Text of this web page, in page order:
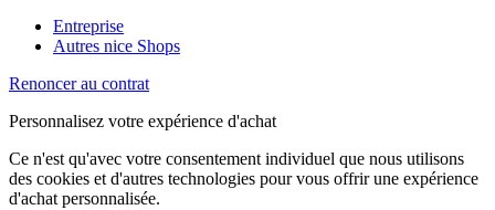
Entreprise
Autres nice Shops
Renoncer au contrat
Personnalisez votre expérience d'achat
Ce n'est qu'avec votre consentement individuel que nous utilisons
des cookies et d'autres technologies pour vous offrir une expérience
d'achat personnalisée.